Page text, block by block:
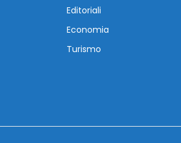
Editoriali
Economia
Turismo